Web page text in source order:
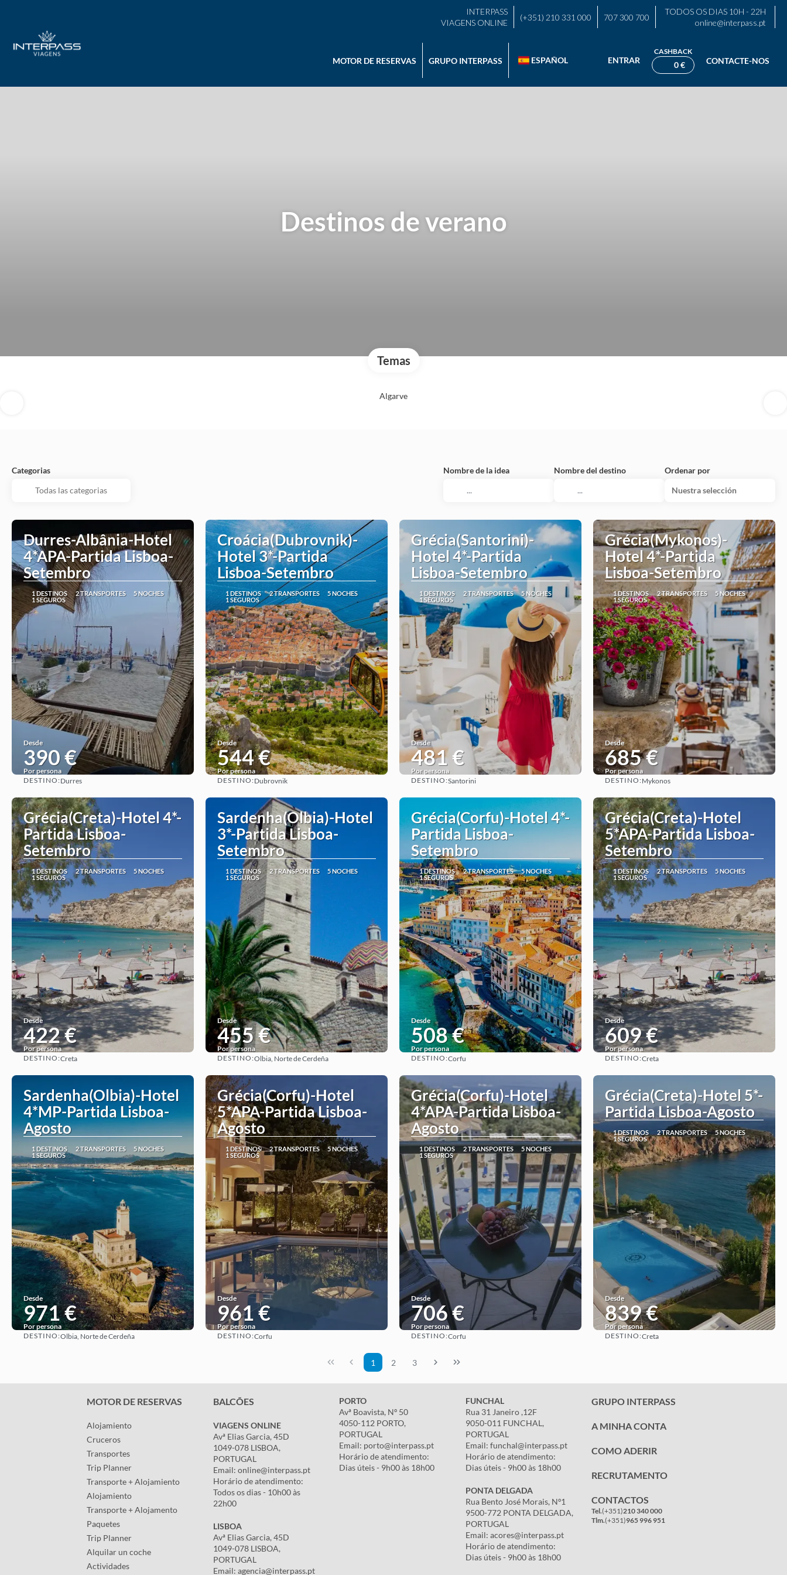
INTERPASS
VIAGENS ONLINE
(+351) 210 331 000 707 300 700
TODOS OS DIAS 10H - 22H
online@interpass.pt
MOTOR DE RESERVAS GRUPO INTERPASS ESPAÑOL ENTRAR
CASHBACK
0 € CONTACTE-NOS
Destinos de verano
Temas
Algarve
Categorias Nombre de la idea Nombre del destino
Ordenar por
Nuestra selección
Durres-Albânia-Hotel
4*APA-Partida Lisboa-
Setembro
1 DESTINOS 2 TRANSPORTES
5 NOCHES
1 SEGUROS
Desde
390 €
Por persona
DESTINO:Durres
Croácia(Dubrovnik)-
Hotel 3*-Partida
Lisboa-Setembro
1 DESTINOS 2 TRANSPORTES
5 NOCHES
1 SEGUROS
Desde
544 €
Por persona
DESTINO:Dubrovnik
Grécia(Santorini)-
Hotel 4*-Partida
Lisboa-Setembro
1 DESTINOS 2 TRANSPORTES
5 NOCHES
1 SEGUROS
Desde
481 €
Por persona
DESTINO:Santorini
Grécia(Mykonos)-
Hotel 4*-Partida
Lisboa-Setembro
1 DESTINOS 2 TRANSPORTES
5 NOCHES
1 SEGUROS
Desde
685 €
Por persona
DESTINO:Mykonos
Grécia(Creta)-Hotel 4*-
Partida Lisboa-
Setembro
1 DESTINOS 2 TRANSPORTES
5 NOCHES
1 SEGUROS
Desde
422 €
Por persona
DESTINO:Creta
Sardenha(Olbia)-Hotel
3*-Partida Lisboa-
Setembro
1 DESTINOS 2 TRANSPORTES
5 NOCHES
1 SEGUROS
Desde
455 €
Por persona
Ver
DESTINO:Olbia, Norte de Cerdeña
Grécia(Corfu)-Hotel 4*-
Partida Lisboa-
Setembro
1 DESTINOS 2 TRANSPORTES
5 NOCHES
1 SEGUROS
Desde
508 €
Por persona
DESTINO:Corfu
Grécia(Creta)-Hotel
5*APA-Partida Lisboa-
Setembro
1 DESTINOS 2 TRANSPORTES
5 NOCHES
1 SEGUROS
Desde
609 €
Por persona
DESTINO:Creta
Sardenha(Olbia)-Hotel
4*MP-Partida Lisboa-
Agosto
1 DESTINOS 2 TRANSPORTES
5 NOCHES
1 SEGUROS
Desde
971 €
Por persona
Ver
DESTINO:Olbia, Norte de Cerdeña
Grécia(Corfu)-Hotel
5*APA-Partida Lisboa-
Agosto
1 DESTINOS 2 TRANSPORTES
5 NOCHES
1 SEGUROS
Desde
961 €
Por persona
DESTINO:Corfu
Grécia(Corfu)-Hotel
4*APA-Partida Lisboa-
Agosto
1 DESTINOS 2 TRANSPORTES
5 NOCHES
1 SEGUROS
Desde
706 €
Por persona
DESTINO:Corfu
Grécia(Creta)-Hotel 5*-
Partida Lisboa-Agosto
1 DESTINOS 2 TRANSPORTES
5 NOCHES
1 SEGUROS
Desde
839 €
Por persona
DESTINO:Creta
1 2 3
MOTOR DE RESERVAS
Alojamiento
Cruceros
Transportes
Trip Planner
Transporte + Alojamiento
Alojamiento
Transporte + Alojamento
Paquetes
Trip Planner
Alquilar un coche
Actividades
BALCÕES
VIAGENS ONLINE
Avª Elias Garcia, 45D
1049-078 LISBOA,
PORTUGAL
Email: online@interpass.pt
Horário de atendimento:
Todos os dias - 10h00 às
22h00
LISBOA
Avª Elias Garcia, 45D
1049-078 LISBOA,
PORTUGAL
Email: agencia@interpass.pt
PORTO
Avª Boavista, Nº 50
4050-112 PORTO,
PORTUGAL
Email: porto@interpass.pt
Horário de atendimento:
Dias úteis - 9h00 às 18h00
FUNCHAL
Rua 31 Janeiro ,12F
9050-011 FUNCHAL,
PORTUGAL
Email: funchal@interpass.pt
Horário de atendimento:
Dias úteis - 9h00 às 18h00
PONTA DELGADA
Rua Bento José Morais, Nº1
9500-772 PONTA DELGADA,
PORTUGAL
Email: acores@interpass.pt
Horário de atendimento:
Dias úteis - 9h00 às 18h00
GRUPO INTERPASS
A MINHA CONTA
COMO ADERIR
RECRUTAMENTO
CONTACTOS
Tel.(+351)210 340 000
Tlm.(+351)965 996 951